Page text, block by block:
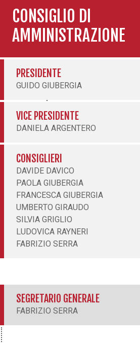
CONSIGLIO DI
AMMINISTRAZIONE
PRESIDENTE
GUIDO GIUBERGIA
VICE PRESIDENTE
DANIELA ARGENTERO
CONSIGLIERI
DAVIDE DAVICO
PAOLA GIUBERGIA
FRANCESCA GIUBERGIA
UMBERTO GIRAUDO
SILVIA GRIGLIO
LUDOVICA RAYNERI
FABRIZIO SERRA
SEGRETARIO GENERALE
FABRIZIO SERRA